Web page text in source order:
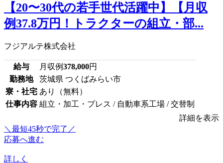
【20〜30代の若手世代活躍中】【月収
例37.8万円！トラクターの組立・部...
フジアルテ株式会社
給与 月収例378,000円
勤務地
茨城県 つくばみらい市
寮・社宅 あり（無料）
仕事内容 組立・加工・プレス / 自動車系工場 / 交替制
詳細を表示
＼最短45秒で完了／
応募へ進む
詳しく